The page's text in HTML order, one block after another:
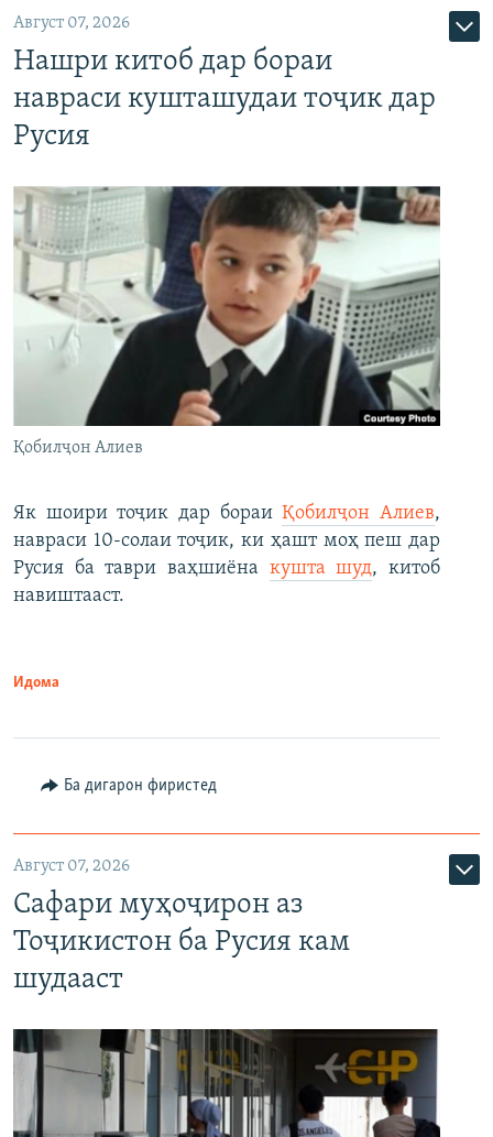
Август 07, 2026
Нашри китоб дар бораи
навраси кушташудаи тоҷик дар
Русия
Қобилҷон Алиев
Як шоири тоҷик дар бораиҚобилҷон Алиев,
навраси 10-солаи тоҷик, ки ҳашт моҳ пеш дар
Русия ба таври ваҳшиёна кушта шуд, китоб
навиштааст.
Идома
Ба дигарон фиристед
Август 07, 2026
Сафари муҳоҷирон аз
Тоҷикистон ба Русия кам
шудааст